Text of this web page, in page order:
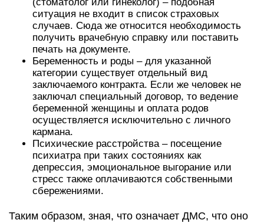
ситуация не входит в список страховых
случаев. Сюда же относится необходимость
получить врачебную справку или поставить
печать на документе.
Беременность и роды – для указанной
категории существует отдельный вид
заключаемого контракта. Если же человек не
заключал специальный договор, то ведение
беременной женщины и оплата родов
осуществляется исключительно с личного
кармана.
Психические расстройства – посещение
психиатра при таких состояниях как
депрессия, эмоциональное выгорание или
стресс также оплачиваются собственными
сбережениями.
Таким образом, зная, что означает ДМС, что оно